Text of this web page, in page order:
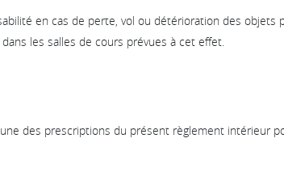
en cas de perte, vol ou détérioration des objets
les salles de cours prévues à cet effet.
des prescriptions du présent règlement intérieur